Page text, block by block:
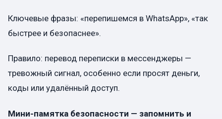
Ключевые фразы: «перепишемся в WhatsApp», «так
быстрее и безопаснее».
Правило: перевод переписки в мессенджеры —
тревожный сигнал, особенно если просят деньги,
коды или удалённый доступ.
Мини-памятка безопасности — запомнить и